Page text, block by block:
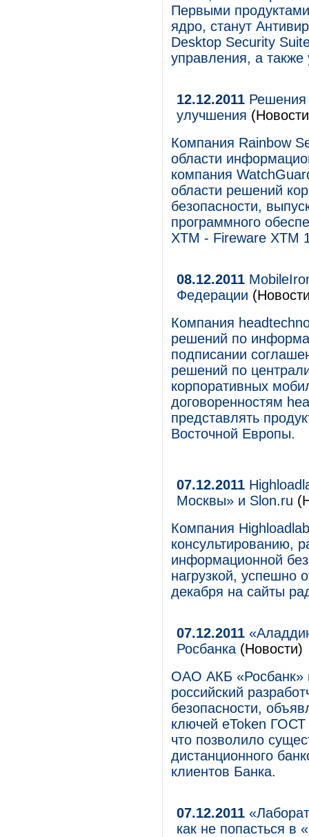
Первыми
ядро, станут
Desktop Security
управления, а
12.12.2011 Решения
улучшения
Компания Rainbow
области
компания
области решений
безопасности,
программного
XTM - Fireware XTM
08.12.2011
Федерации
Компания
решений по
подписании
решений по
корпоративных
договоренностям
представлять
Восточной Европы.
07.12.2011
Москвы» и Slon.ru
Компания
консультированию,
информационной
нагрузкой, успешно
декабря на сайты
07.12.2011
Росбанка (Новости)
ОАО АКБ «Росбанк»
российский
безопасности,
ключей eToken
что позволило
дистанционного
клиентов Банка.
07.12.2011
как не попасться в